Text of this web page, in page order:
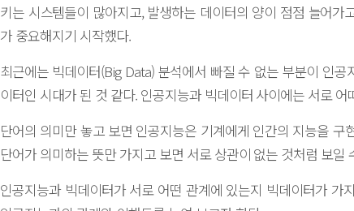
키는 시스템들이 많아지고, 발생하는 데이터의 양이 점점 늘어
가 중요해지기 시작했다.
최근에는 빅데이터(Big Data) 분석에서 빠질 수 없는 부분이 인
이터인 시대가 된 것 같다. 인공지능과 빅데이터 사이에는 서로
단어의 의미만 놓고 보면 인공지능은 기계에게 인간의 지능을
단어가 의미하는 뜻만 가지고 보면 서로 상관이 없는 것처럼 보일
인공지능과 빅데이터가 서로 어떤 관계에 있는지 빅데이터가